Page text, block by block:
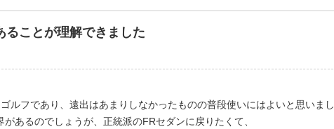
ることが理解できました
ルフであり、遠出はあまりしなかったものの普段使いにはよいと思いまし
あるのでしょうが、正統派のFRセダンに戻りたくて、